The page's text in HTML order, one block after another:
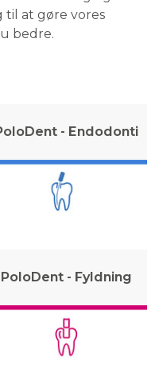
til at gøre vores
bedre.
- Endodonti
PoloDent - Fyldning